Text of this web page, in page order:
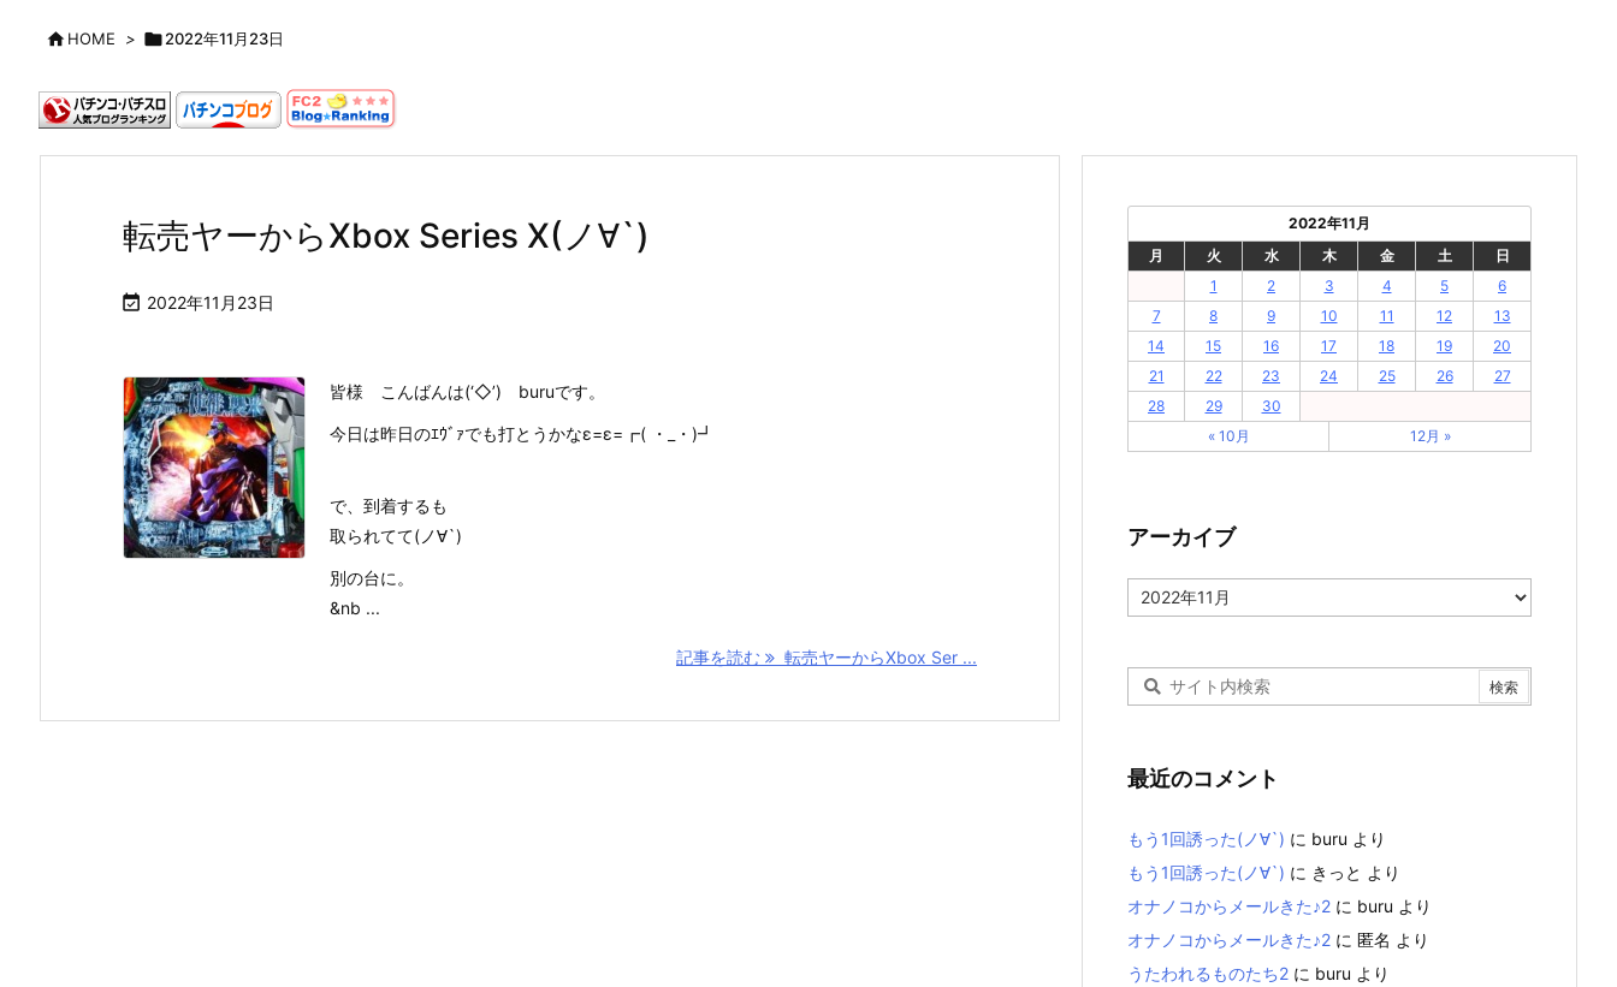
HOME > 2022年11月23日
転売ヤーからXbox Series X(ノ∀`)
 2022年11月23日
皆様 こんばんは(‘◇’)ゞburuです。
今日は昨日のｴｳﾞｧでも打とうかなε=ε=┏( ・_・)┛
で、到着するも
取られてて(ノ∀`)
別の台に。
&nb ...
記事を読む 転売ヤーからXbox Ser ...
2022年11月
月
火 水 木 金 土
日
1
2 3 4 5
6
7
8 9 10 11 12
13
14
15 16 17 18 19
20
21
22 23 24 25 26
27
28
29
30
« 10月
12月 »
アーカイブ
ア
ー
最近のコメント
もう1回誘った(ノ∀`) に buru より
もう1回誘った(ノ∀`) に きっと より
オナノコからメールきた♪2 に buru より
オナノコからメールきた♪2 に 匿名 より
うたわれるものたち2 に buru より